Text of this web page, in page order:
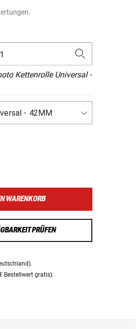
Kettenrolle Universal -
WARENKORB
PRÜFEN
Bestellwert gratis).